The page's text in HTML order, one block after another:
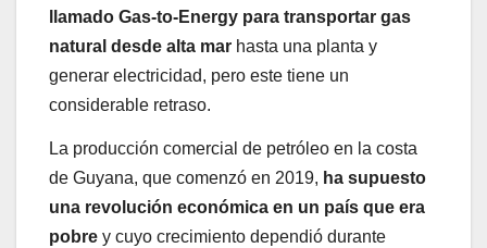
llamado Gas-to-Energy para transportar gas
natural desde alta mar hasta una planta y
generar electricidad, pero este tiene un
considerable retraso.
La producción comercial de petróleo en la costa
de Guyana, que comenzó en 2019, ha supuesto
una revolución económica en un país que era
pobre y cuyo crecimiento dependió durante